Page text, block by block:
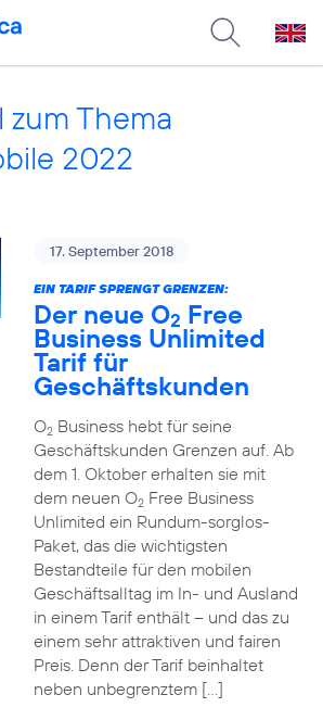
zum Thema
2022
17. September 2018
EIN TARIF SPRENGT GRENZEN:
Der neue O2 Free
Business Unlimited
Tarif für
Geschäftskunden
O2Business hebt für seine
Geschäftskunden Grenzen auf. Ab
dem 1. Oktober erhalten sie mit
dem neuen O2Free Business
Unlimited ein Rundum-sorglos-
Paket, das die wichtigsten
Bestandteile für den mobilen
Geschäftsalltag im In- und Ausland
in einem Tarif enthält – und das zu
einem sehr attraktiven und fairen
Preis. Denn der Tarif beinhaltet
neben unbegrenztem […]